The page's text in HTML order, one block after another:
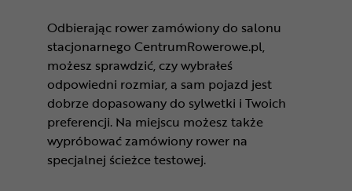
Odbierając rower zamówiony do salonu
stacjonarnego CentrumRowerowe.pl,
możesz sprawdzić, czy wybrałeś
odpowiedni rozmiar, a sam pojazd jest
dobrze dopasowany do sylwetki i Twoich
preferencji. Na miejscu możesz także
wypróbować zamówiony rower na
specjalnej ścieżce testowej.